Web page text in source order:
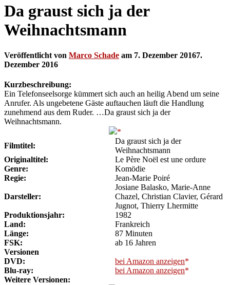
Da graust sich ja der
Weihnachtsmann
Veröffentlicht von Marco Schade am 7. Dezember 20167.
Dezember 2016
Kurzbeschreibung:
Ein Telefonseelsorge kümmert sich auch an heilig Abend um seine
Anrufer. Als ungebetene Gäste auftauchen läuft die Handlung
zunehmend aus dem Ruder. …Da graust sich ja der
Weihnachtsmann.
Filmtitel:
Da graust sich ja der
Weihnachtsmann
Originaltitel:
Le Père Noël est une ordure
Genre:
Komödie
Regie:
Jean-Marie Poiré
Darsteller:
Josiane Balasko, Marie-Anne
Chazel, Christian Clavier, Gérard
Jugnot, Thierry Lhermitte
Produktionsjahr:
1982
Land:
Frankreich
Länge:
87 Minuten
FSK:
ab 16 Jahren
Versionen
DVD:
bei Amazon anzeigen
Blu-ray:
bei Amazon anzeigen
Weitere Versionen: